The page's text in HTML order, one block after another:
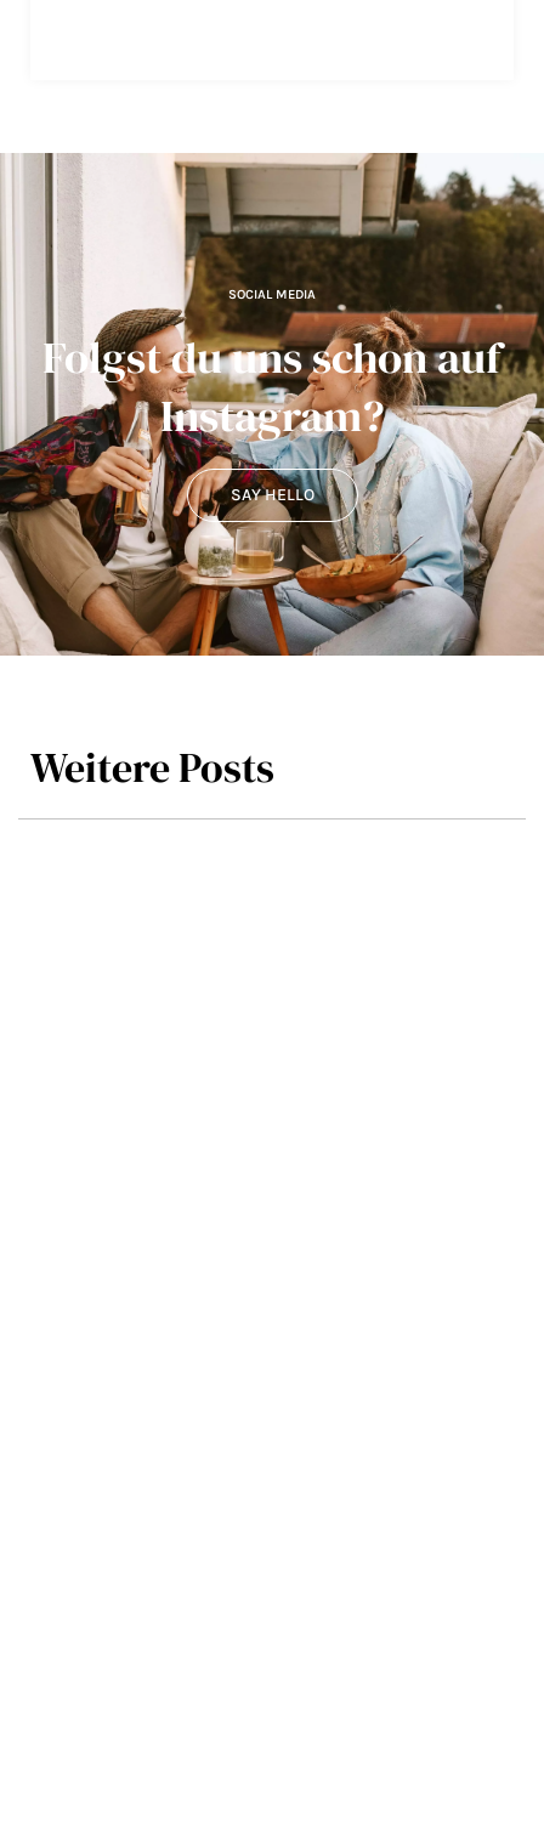
SOCIAL MEDIA
Folgst du uns schon auf
Instagram?
SAY HELLO
Weitere Posts